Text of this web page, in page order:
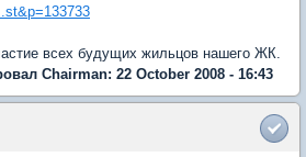
всех будущих жильцов нашего ЖК.
Chairman: 22 October 2008 - 16:43